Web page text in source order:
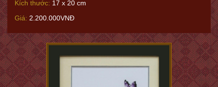
Kích thước: 17 x 20 cm
Giá: 2.200.000VNĐ